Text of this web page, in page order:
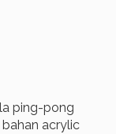
ping-pong
acrylic